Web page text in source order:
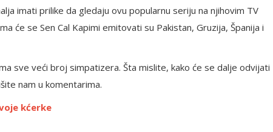
imati prilike da gledaju ovu popularnu seriju na njihovim TV
će se Sen Cal Kapimi emitovati su Pakistan, Gruzija, Španija i
sve veći broj simpatizera. Šta mislite, kako će se dalje odvijati
nam u komentarima.
kćerke